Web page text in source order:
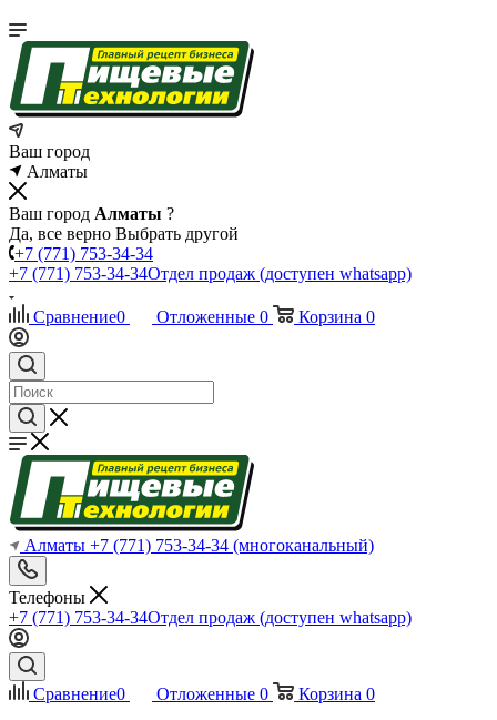
Ваш город
Алматы
Ваш город Алматы ?
Да, все верно Выбрать другой
+7 (771) 753-34-34
+7 (771) 753-34-34Отдел продаж (доступен whatsapp)
Сравнение0 Отложенные 0 Корзина 0
Алматы +7 (771) 753-34-34 (многоканальный)
Телефоны
+7 (771) 753-34-34Отдел продаж (доступен whatsapp)
Сравнение0 Отложенные 0 Корзина 0